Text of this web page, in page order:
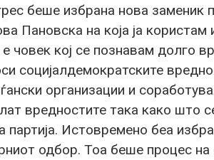
беше избрана нова
Пановска на која ја користам
е човек кој се познавам долго
социјалдемократските
организации и
вредностите така како што
партија. Истовремено беа
одбор. Тоа беше процес на